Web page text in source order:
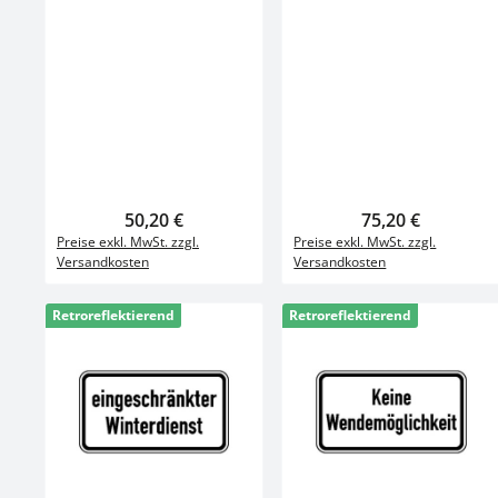
Regulärer Preis:
50,20 €
Preise exkl. MwSt. zzgl.
Versandkosten
Regulärer Preis:
75,20 €
Preise exkl. MwSt. zzgl.
Versandkosten
Retroreflektierend Retroreflektierend